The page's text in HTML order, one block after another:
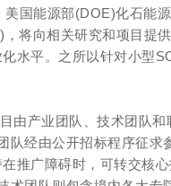
美国能源部(DOE)化石能
，将向相关研究和项目提
水平。之所以针对小型
由产业团队、技术团队
队经由公开招标程序征
推广障碍时，可转交核